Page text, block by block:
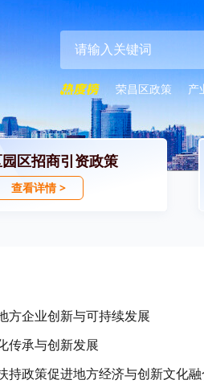
荣昌区政策 产
区招商引资政策
查看详情 >
方企业创新与可持续发展
传承与创新发展
持政策促进地方经济与创新文化